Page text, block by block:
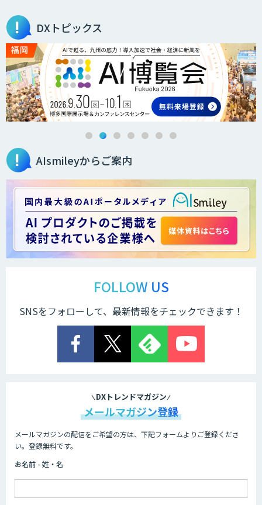
DXトピックス
AIsmileyからご案内
FOLLOW US
SNSをフォローして、最新情報をチェックできます！
DXトレンドマガジン
メールマガジン登録
メールマガジンの配信をご希望の方は、下記フォームよりご登録くださ
い。登録無料です。
お名前 - 姓・名